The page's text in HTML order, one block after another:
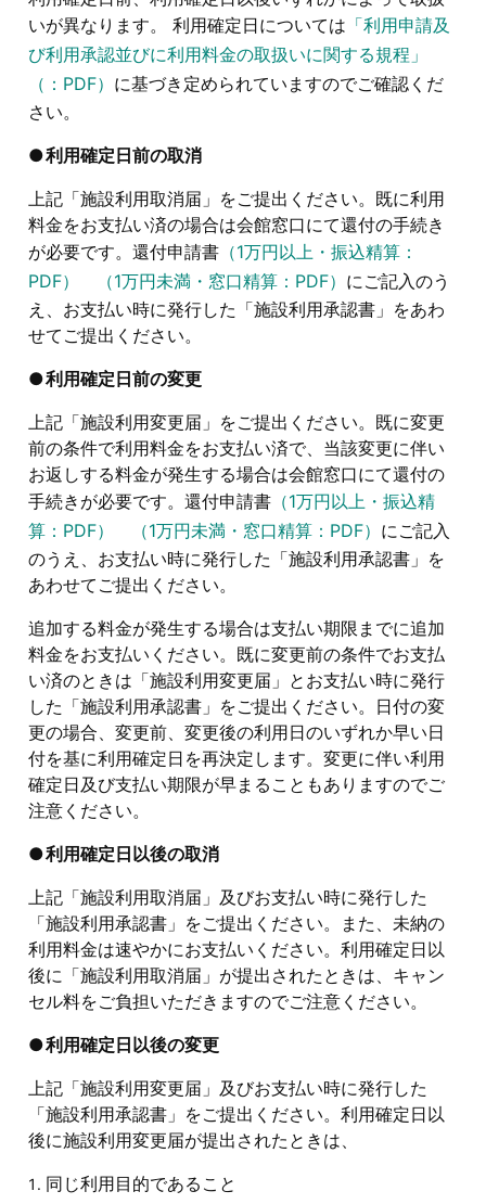
いが異なります。 利用確定日については 「利用申請及
び利用承認並びに利用料金の取扱いに関する規程」
（：PDF） に基づき定められていますのでご確認くだ
さい。
利用確定日前の取消
上記「施設利用取消届」をご提出ください。既に利用
料金をお支払い済の場合は会館窓口にて還付の手続き
が必要です。還付申請書 （1万円以上・振込精算：
PDF）
（1万円未満・窓口精算：PDF） にご記入のう
え、お支払い時に発行した「施設利用承認書」をあわ
せてご提出ください。
利用確定日前の変更
上記「施設利用変更届」をご提出ください。既に変更
前の条件で利用料金をお支払い済で、当該変更に伴い
お返しする料金が発生する場合は会館窓口にて還付の
手続きが必要です。還付申請書 （1万円以上・振込精
算：PDF）
（1万円未満・窓口精算：PDF） にご記入
のうえ、お支払い時に発行した「施設利用承認書」を
あわせてご提出ください。
追加する料金が発生する場合は支払い期限までに追加
料金をお支払いください。既に変更前の条件でお支払
い済のときは「施設利用変更届」とお支払い時に発行
した「施設利用承認書」をご提出ください。日付の変
更の場合、変更前、変更後の利用日のいずれか早い日
付を基に利用確定日を再決定します。変更に伴い利用
確定日及び支払い期限が早まることもありますのでご
注意ください。
利用確定日以後の取消
上記「施設利用取消届」及びお支払い時に発行した
「施設利用承認書」をご提出ください。また、未納の
利用料金は速やかにお支払いください。利用確定日以
後に「施設利用取消届」が提出されたときは、キャン
セル料をご負担いただきますのでご注意ください。
利用確定日以後の変更
上記「施設利用変更届」及びお支払い時に発行した
「施設利用承認書」をご提出ください。利用確定日以
後に施設利用変更届が提出されたときは、
同じ利用目的であること